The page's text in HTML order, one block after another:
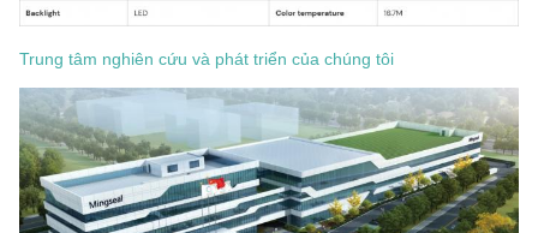
Trung tâm nghiên cứu và phát triển của chúng tôi